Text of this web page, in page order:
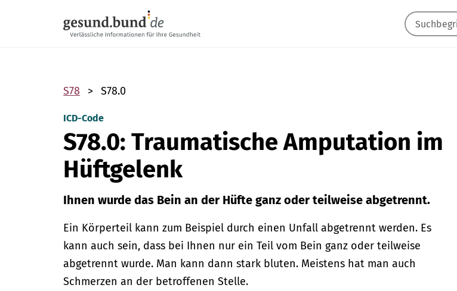
S78 S78.0
ICD-Code
S78.0: Traumatische Amputation im
Hüftgelenk
Ihnen wurde das Bein an der Hüfte ganz oder teilweise abgetrennt.
Ein Körperteil kann zum Beispiel durch einen Unfall abgetrennt werden. Es
kann auch sein, dass bei Ihnen nur ein Teil vom Bein ganz oder teilweise
abgetrennt wurde. Man kann dann stark bluten. Meistens hat man auch
Schmerzen an der betroffenen Stelle.